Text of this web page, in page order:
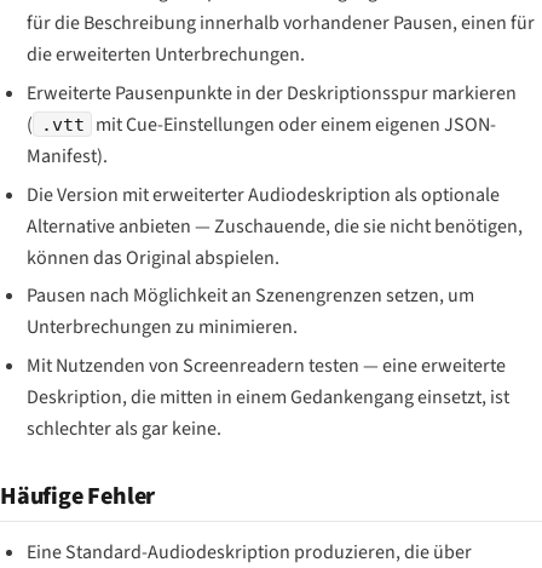
für die Beschreibung innerhalb vorhandener Pausen, einen für
die erweiterten Unterbrechungen.
Erweiterte Pausenpunkte in der Deskriptionsspur markieren
(
.vtt
mit Cue-Einstellungen oder einem eigenen JSON-
Manifest).
Die Version mit erweiterter Audiodeskription als optionale
Alternative anbieten — Zuschauende, die sie nicht benötigen,
können das Original abspielen.
Pausen nach Möglichkeit an Szenengrenzen setzen, um
Unterbrechungen zu minimieren.
Mit Nutzenden von Screenreadern testen — eine erweiterte
Deskription, die mitten in einem Gedankengang einsetzt, ist
schlechter als gar keine.
Häufige Fehler
Eine Standard-Audiodeskription produzieren, die über